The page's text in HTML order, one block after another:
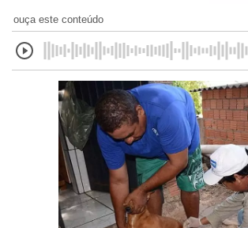
ouça este conteúdo